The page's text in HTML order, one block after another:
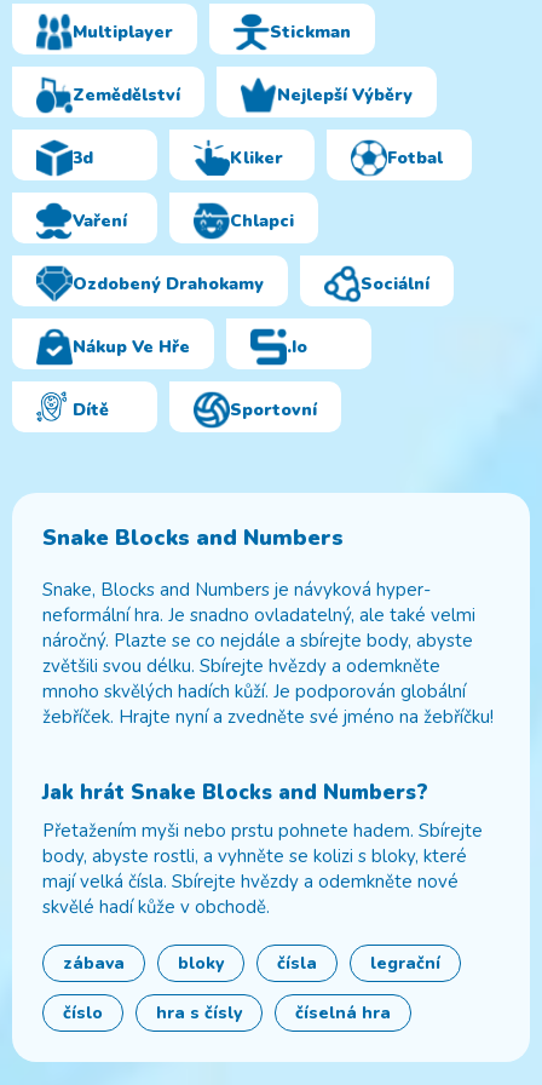
Multiplayer Stickman
Zemědělství Nejlepší Výběry
3d Kliker Fotbal
Vaření Chlapci
Ozdobený Drahokamy Sociální
Nákup Ve Hře .io
Dítě Sportovní
Snake Blocks and Numbers
Snake, Blocks and Numbers je návyková hyper-
neformální hra. Je snadno ovladatelný, ale také velmi
náročný. Plazte se co nejdále a sbírejte body, abyste
zvětšili svou délku. Sbírejte hvězdy a odemkněte
mnoho skvělých hadích kůží. Je podporován globální
žebříček. Hrajte nyní a zvedněte své jméno na žebříčku!
Jak hrát Snake Blocks and Numbers?
Přetažením myši nebo prstu pohnete hadem. Sbírejte
body, abyste rostli, a vyhněte se kolizi s bloky, které
mají velká čísla. Sbírejte hvězdy a odemkněte nové
skvělé hadí kůže v obchodě.
zábava bloky čísla legrační
číslo hra s čísly číselná hra